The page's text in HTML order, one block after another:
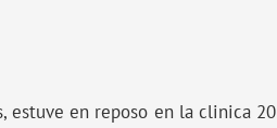
estuve en reposo en la clinica 20